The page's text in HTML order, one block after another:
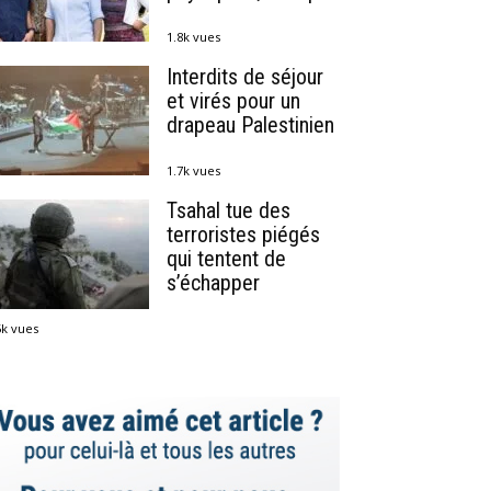
1.8k vues
Interdits de séjour
et virés pour un
drapeau Palestinien
1.7k vues
Tsahal tue des
terroristes piégés
qui tentent de
s’échapper
vues